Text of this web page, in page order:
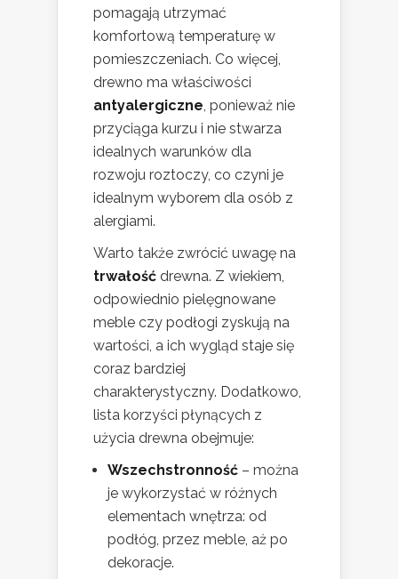
pomagają utrzymać
komfortową temperaturę w
pomieszczeniach. Co więcej,
drewno ma właściwości
antyalergiczne, ponieważ nie
przyciąga kurzu i nie stwarza
idealnych warunków dla
rozwoju roztoczy, co czyni je
idealnym wyborem dla osób z
alergiami.
Warto także zwrócić uwagę na
trwałość drewna. Z wiekiem,
odpowiednio pielęgnowane
meble czy podłogi zyskują na
wartości, a ich wygląd staje się
coraz bardziej
charakterystyczny. Dodatkowo,
lista korzyści płynących z
użycia drewna obejmuje:
Wszechstronność – można
je wykorzystać w różnych
elementach wnętrza: od
podłóg, przez meble, aż po
dekoracje.